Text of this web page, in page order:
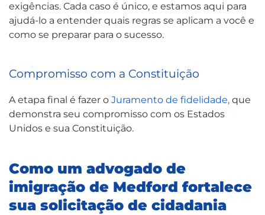
exigências. Cada caso é único, e estamos aqui para
ajudá-lo a entender quais regras se aplicam a você e
como se preparar para o sucesso.
Compromisso com a Constituição
A etapa final é fazer o Juramento de fidelidade, que
demonstra seu compromisso com os Estados
Unidos e sua Constituição.
Como um advogado de
imigração de Medford fortalece
sua solicitação de cidadania